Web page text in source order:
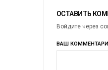
ОСТАВИТЬ
Войдите через
ВАШ